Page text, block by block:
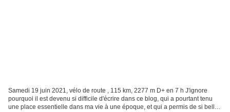
Samedi 19 juin 2021, vélo de route , 115 km, 2277 m D+ en 7 h J'ignore
pourquoi il est devenu si difficile d'écrire dans ce blog, qui a pourtant tenu
une place essentielle dans ma vie à une époque, et qui a permis de si belles